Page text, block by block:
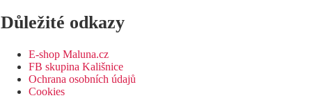
Důležité odkazy
E-shop Maluna.cz
FB skupina Kališnice
Ochrana osobních údajů
Cookies